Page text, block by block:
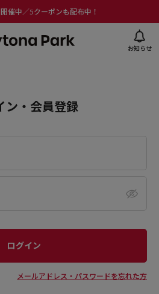
催中／5クーポンも配布中！
お知らせ
ン・会員登録
メールアドレス・パスワードを忘れた方